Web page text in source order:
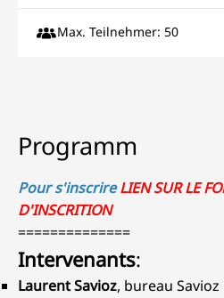
Max. Teilnehmer: 50
Programm
Pour s'inscrire LIEN SUR LE
D'INSCRITION
==============
Intervenants:
Laurent Savioz, bureau